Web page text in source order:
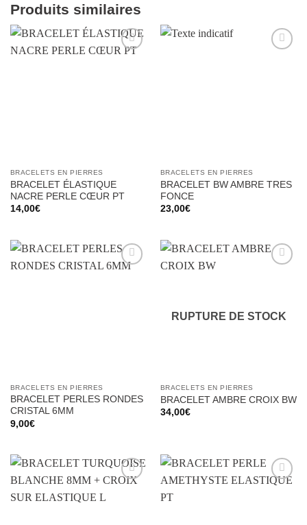
Produits similaires
BRACELETS EN PIERRES
BRACELET ÉLASTIQUE
NACRE PERLE CŒUR PT
14,00€
BRACELETS EN PIERRES
BRACELET BW AMBRE TRES
FONCE
23,00€
BRACELETS EN PIERRES
BRACELET PERLES RONDES
CRISTAL 6MM
9,00€
RUPTURE DE STOCK
BRACELETS EN PIERRES
BRACELET AMBRE CROIX BW
34,00€